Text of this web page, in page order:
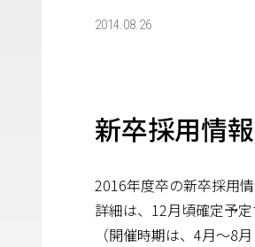
2014.08.26
新卒採用情
2016年度卒の新卒採用情
詳細は、12月頃確定予定
（開催時期は、4月〜8